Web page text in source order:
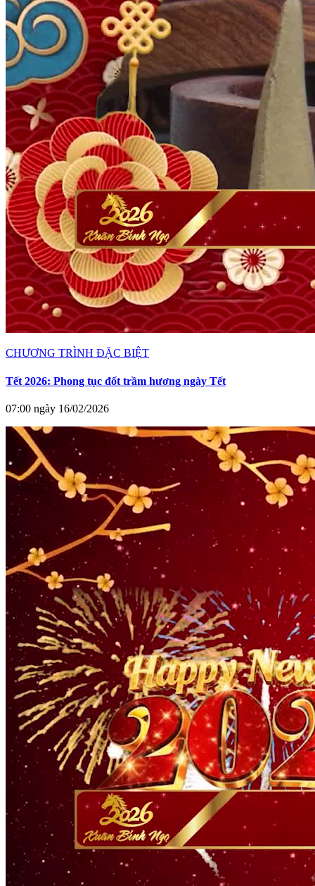
CHƯƠNG TRÌNH ĐẶC BIỆT
Tết 2026: Phong tục đốt trầm hương ngày Tết
07:00 ngày 16/02/2026